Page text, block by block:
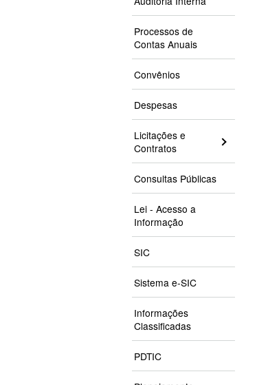
Processos de
Contas Anuais
Convênios
Despesas
Licitações e
Contratos
Consultas Públicas
Lei - Acesso a
Informação
SIC
Sistema e-SIC
Informações
Classificadas
PDTIC